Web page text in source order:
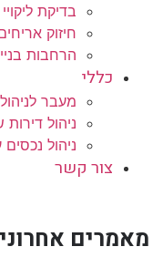
בדיקת ליקויי
חיזוק אריחים
הרחבות
כללי
מעבר
ניהול דירות
ניהול נכסים
צור קשר
מאמרים